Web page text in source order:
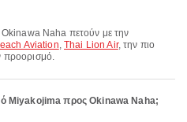
Aviation,Thai Lion Air, την πιο
προορισμό.
Miyakojima προς Okinawa Naha;